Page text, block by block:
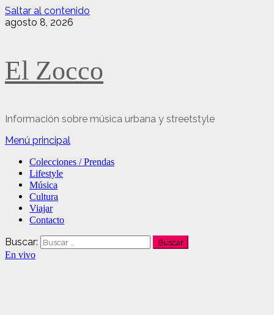
Saltar al contenido
agosto 8, 2026
El Zocco
Información sobre música urbana y streetstyle
Menú principal
Colecciones / Prendas
Lifestyle
Música
Cultura
Viajar
Contacto
Buscar:
En vivo